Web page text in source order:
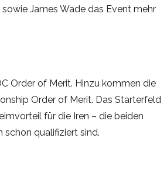
James Wade das Event mehr
Order of Merit. Hinzu kommen die
Order of Merit. Das Starterfeld
für die Iren – die beiden
schon qualifiziert sind.